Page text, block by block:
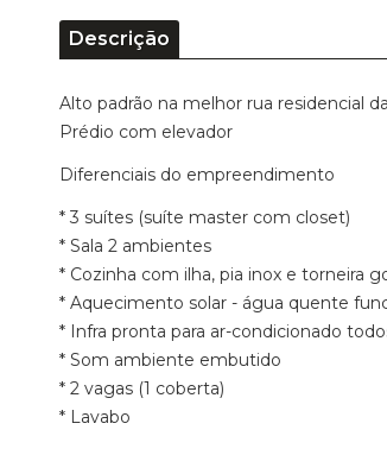
Descrição
Alto padrão na melhor rua residencial
Prédio com elevador
Diferenciais do empreendimento
* 3 suítes (suíte master com closet)
* Sala 2 ambientes
* Cozinha com ilha, pia inox e torneira
* Aquecimento solar - água quente
* Infra pronta para ar-condicionado
* Som ambiente embutido
* 2 vagas (1 coberta)
* Lavabo